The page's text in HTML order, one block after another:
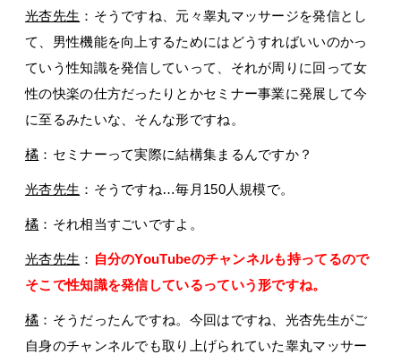
光杏先生 ：そうですね、元々睾丸マッサージを発信とし
て、男性機能を向上するためにはどうすればいいのかっ
ていう性知識を発信していって、それが周りに回って女
性の快楽の仕方だったりとかセミナー事業に発展して今
に至るみたいな、そんな形ですね。
橘 ：セミナーって実際に結構集まるんですか？
光杏先生 ：そうですね…毎月150人規模で。
橘 ：それ相当すごいですよ。
光杏先生 ： 自分のYouTubeのチャンネルも持ってるので
そこで性知識を発信しているっていう形ですね。
橘 ：そうだったんですね。今回はですね、光杏先生がご
自身のチャンネルでも取り上げられていた睾丸マッサー